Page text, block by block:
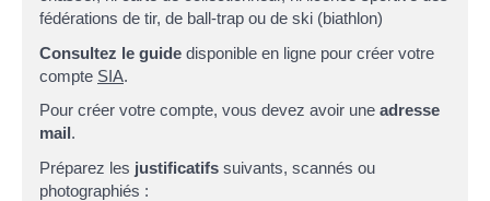
fédérations de tir, de ball-trap ou de ski (biathlon)
Consultez le guide disponible en ligne pour créer votre
compte SIA.
Pour créer votre compte, vous devez avoir une adresse
mail.
Préparez les justificatifs suivants, scannés ou
photographiés :